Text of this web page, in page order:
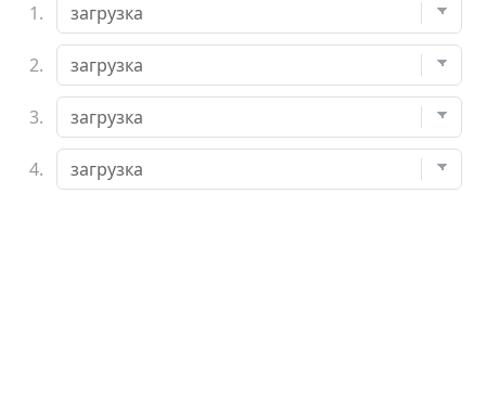
1.
2.
3.
4.